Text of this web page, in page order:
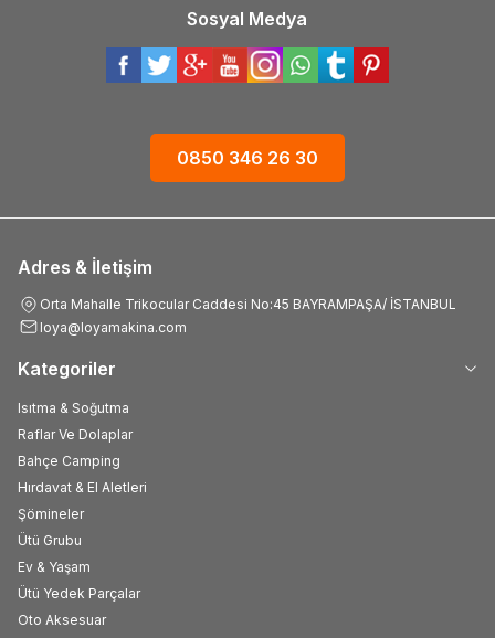
Sosyal Medya
0850 346 26 30
Adres & İletişim
Orta Mahalle Trikocular Caddesi No:45 BAYRAMPAŞA/ İSTANBUL
loya@loyamakina.com
Kategoriler
Isıtma & Soğutma
Raflar Ve Dolaplar
Bahçe Camping
Hırdavat & El Aletleri
Şömineler
Ütü Grubu
Ev & Yaşam
Ütü Yedek Parçalar
Oto Aksesuar